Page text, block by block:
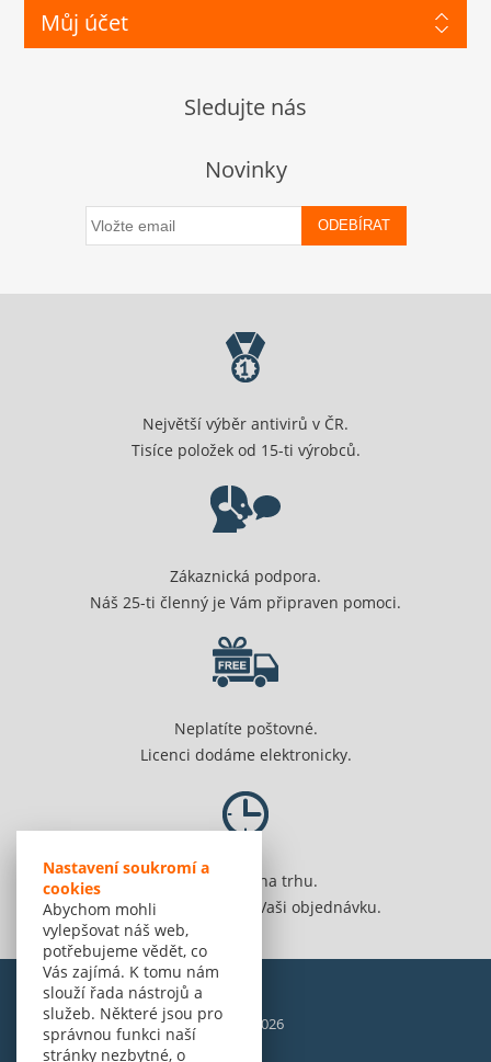
Nastavení soukromí a
cookies
Abychom mohli
vylepšovat náš web,
potřebujeme vědět, co
Vás zajímá. K tomu nám
slouží řada nástrojů a
služeb. Některé jsou pro
správnou funkci naší
stránky nezbytné, o
Můj účet
Sledujte nás
Novinky
ODEBÍRAT
Největší výběr antivirů v ČR.
Tisíce položek od 15-ti výrobců.
Zákaznická podpora.
Náš 25-ti členný je Vám připraven pomoci.
Neplatíte poštovné.
Licenci dodáme elektronicky.
Jsme 20 let na trhu.
Spolehlivě vyřídíme Vaši objednávku.
© Amenit Software Solutions, 1998 - 2026
Powered bynopCommerce